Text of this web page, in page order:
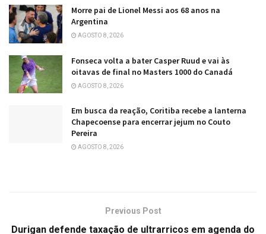
Morre pai de Lionel Messi aos 68 anos na
Argentina
AGOSTO 8, 2026
Fonseca volta a bater Casper Ruud e vai às
oitavas de final no Masters 1000 do Canadá
AGOSTO 8, 2026
Em busca da reação, Coritiba recebe a lanterna
Chapecoense para encerrar jejum no Couto
Pereira
AGOSTO 8, 2026
Previous Post
Durigan defende taxação de ultrarricos em agenda do